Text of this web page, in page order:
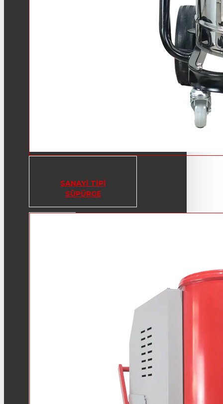
SANAYI TIPI
SÜPÜRGE